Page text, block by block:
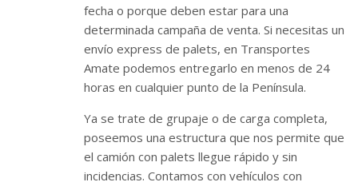
fecha o porque deben estar para una
determinada campaña de venta. Si necesitas un
envío express de palets, en Transportes
Amate podemos entregarlo en menos de 24
horas en cualquier punto de la Península.
Ya se trate de grupaje o de carga completa,
poseemos una estructura que nos permite que
el camión con palets llegue rápido y sin
incidencias. Contamos con vehículos con